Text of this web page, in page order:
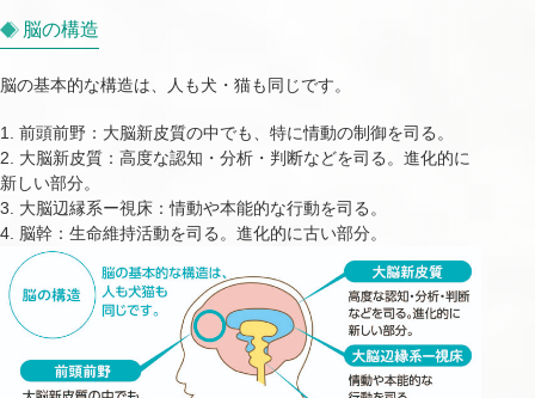
脳の構造
脳の基本的な構造は、人も犬・猫も同じです。
前頭前野：大脳新皮質の中でも、特に情動の制御を司る。
大脳新皮質：高度な認知・分析・判断などを司る。進化的に
新しい部分。
大脳辺縁系ー視床：情動や本能的な行動を司る。
脳幹：生命維持活動を司る。進化的に古い部分。